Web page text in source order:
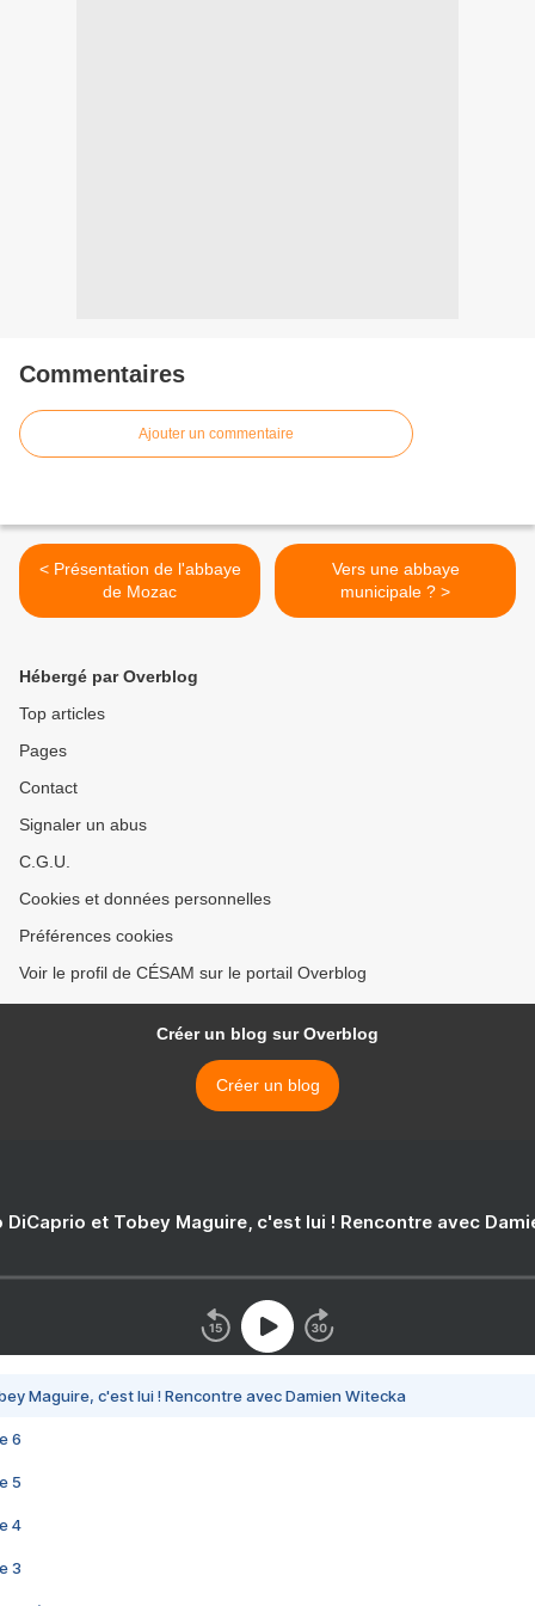
Commentaires
Ajouter un commentaire
< Présentation de l'abbaye
de Mozac
Vers une abbaye
municipale ? >
Hébergé par Overblog
Top articles
Pages
Contact
Signaler un abus
C.G.U.
Cookies et données personnelles
Préférences cookies
Voir le profil de CÉSAM sur le portail Overblog
Créer un blog sur Overblog
Créer un blog
DiCaprio et Tobey Maguire, c'est lui ! Rencontre avec
Maguire, c'est lui ! Rencontre avec Damien Witecka
6
5
4
3